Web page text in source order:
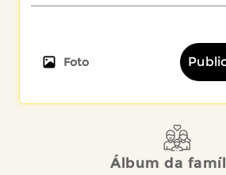
Foto
Álbum da